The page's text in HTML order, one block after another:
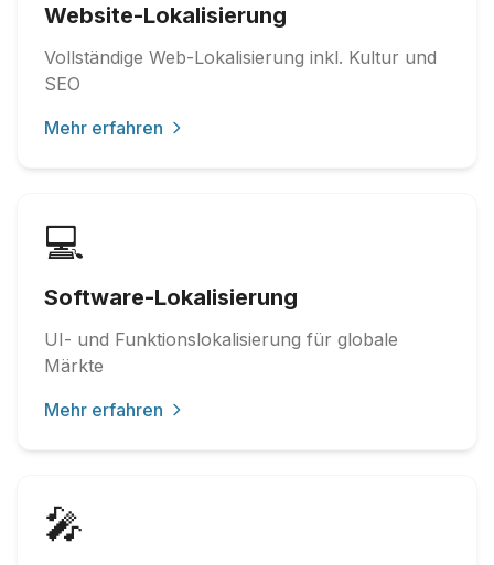
Website-Lokalisierung
Vollständige Web-Lokalisierung inkl. Kultur und
SEO
Mehr erfahren
💻
Software-Lokalisierung
UI- und Funktionslokalisierung für globale
Märkte
Mehr erfahren
🎤